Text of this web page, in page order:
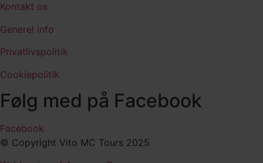
Kontakt os
Generel info
Privatlivspolitik
Cookiepolitik
Følg med på Facebook
Facebook
© Copyright Vito MC Tours 2025